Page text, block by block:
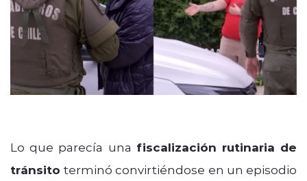
Lo que parecía una fiscalización rutinaria de
tránsito terminó convirtiéndose en un episodio